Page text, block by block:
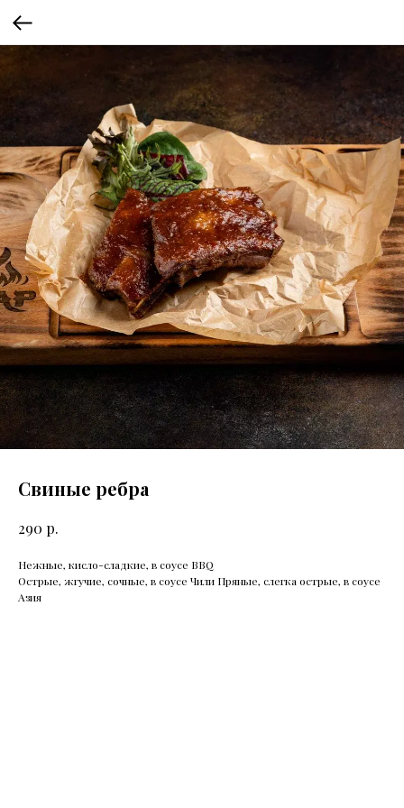
Свиные ребра
290 р.
Нежные, кисло-сладкие, в соусе BBQ
Острые, жгучие, сочные, в соусе Чили Пряные, слегка острые, в соусе
Азия